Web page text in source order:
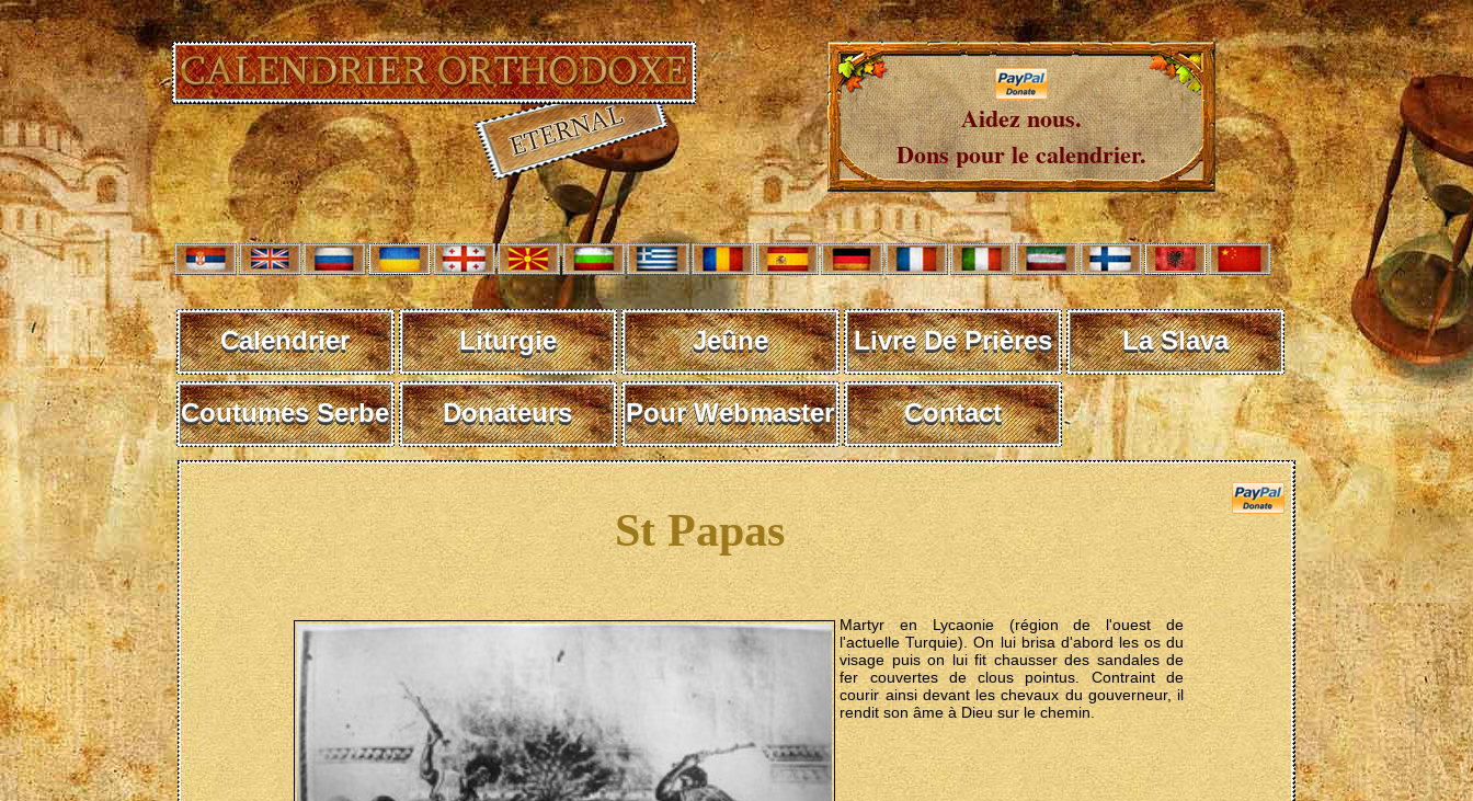
Aidez nous.
Dons pour le calendrier.
Calendrier Liturgie Jeûne Livre De Prières La Slava
Coutumes Serbe Donateurs Pour Webmaster Contact
St Papas
Martyr en Lycaonie (région de l'ouest de
l'actuelle Turquie). On lui brisa d'abord les os du
visage puis on lui fit chausser des sandales de
fer couvertes de clous pointus. Contraint de
courir ainsi devant les chevaux du gouverneur, il
rendit son âme à Dieu sur le chemin.